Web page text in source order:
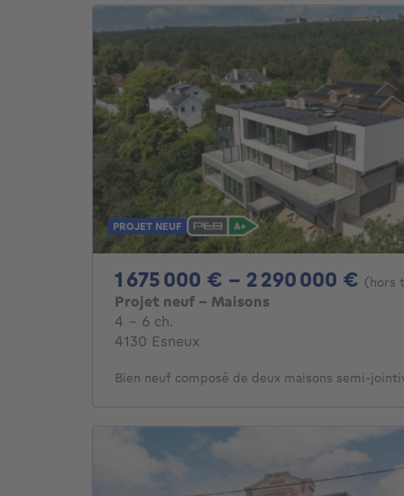
PROJET NEUF
1 675 000 € - 2 290 000 € De
(hors
Projet neuf - Maisons
4 - 6 Chambres
4 - 6 ch.
4130 Esneux
Bien neuf composé de deux maisons semi-